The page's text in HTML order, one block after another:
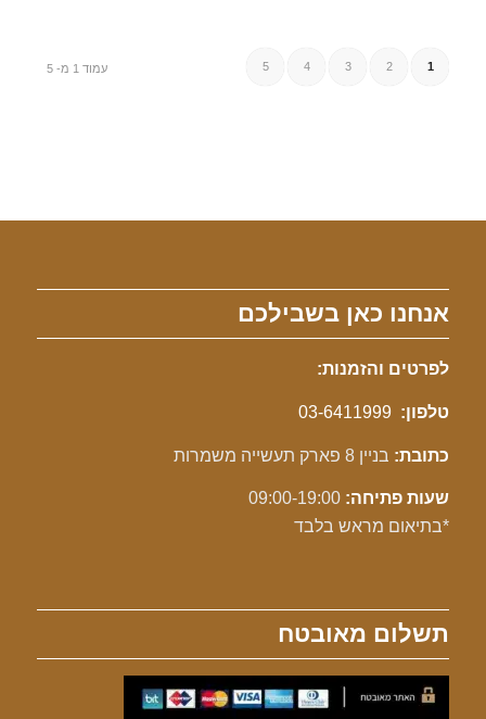
עמוד 1 מ- 5 1
2
3
4
5
אנחנו כאן בשבילכם
לפרטים והזמנות:
טלפון: 03-6411999
כתובת: בניין 8 פארק תעשייה משמרות
שעות פתיחה:
*בתיאום מראש בלבד
תשלום מאובטח